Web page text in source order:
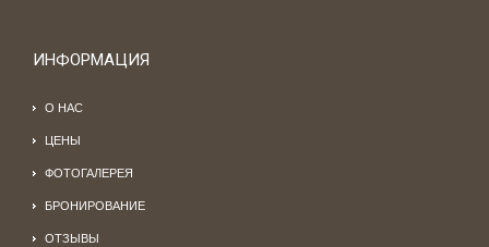
ИНФОРМАЦИЯ
О НАС
ЦЕНЫ
ФОТОГАЛЕРЕЯ
БРОНИРОВАНИЕ
ОТЗЫВЫ